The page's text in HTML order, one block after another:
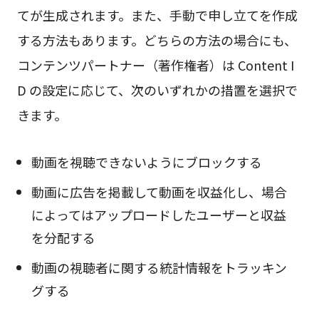
てが生成されます。また、手動で申し立てを作成
する方法もあります。どちらの方法の場合にも、
コンテンツパートナー（著作権者）は Content I
D の設定に応じて、次のいずれかの措置を選択で
きます。
動画を視聴できないようにブロックする
動画に広告を掲載して動画を収益化し、場合
によってはアップロードしたユーザーと収益
を分配する
動画の視聴者に関する統計情報をトラッキン
グする